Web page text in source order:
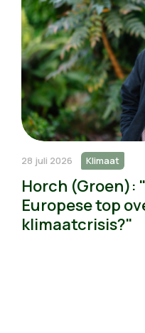
28 juli 2026 Klimaat
Horch (Groen):
Europese top
klimaatcrisis?"